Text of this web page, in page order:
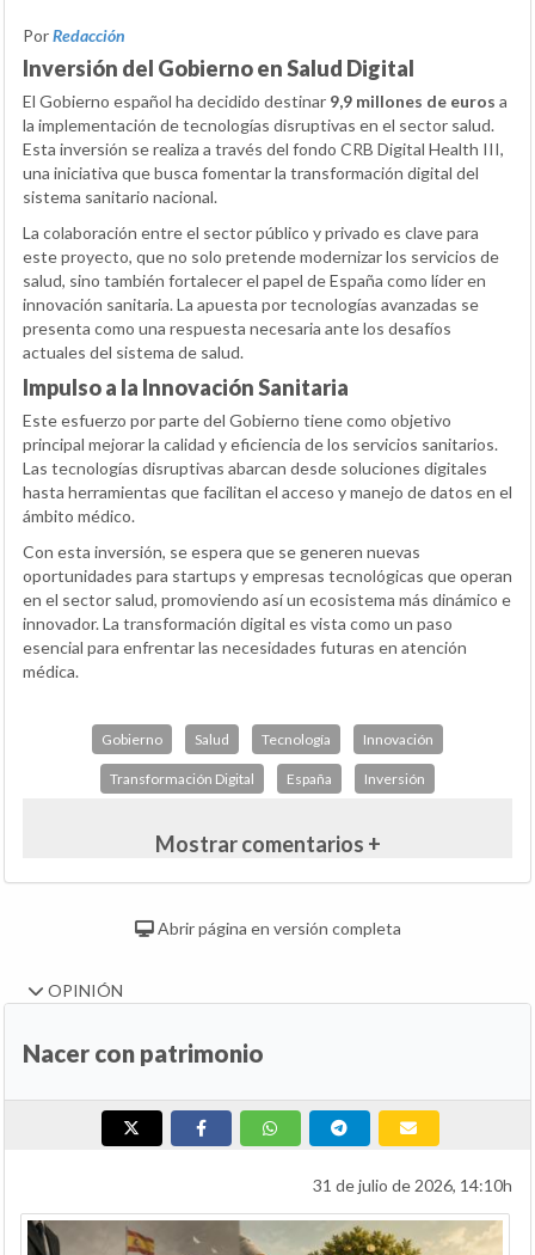
PorRedacción
Inversión del Gobierno en Salud Digital
El Gobierno español ha decidido destinar 9,9 millones de euros a
la implementación de tecnologías disruptivas en el sector salud.
Esta inversión se realiza a través del fondo CRB Digital Health III,
una iniciativa que busca fomentar la transformación digital del
sistema sanitario nacional.
La colaboración entre el sector público y privado es clave para
este proyecto, que no solo pretende modernizar los servicios de
salud, sino también fortalecer el papel de España como líder en
innovación sanitaria. La apuesta por tecnologías avanzadas se
presenta como una respuesta necesaria ante los desafíos
actuales del sistema de salud.
Impulso a la Innovación Sanitaria
Este esfuerzo por parte del Gobierno tiene como objetivo
principal mejorar la calidad y eficiencia de los servicios sanitarios.
Las tecnologías disruptivas abarcan desde soluciones digitales
hasta herramientas que facilitan el acceso y manejo de datos en el
ámbito médico.
Con esta inversión, se espera que se generen nuevas
oportunidades para startups y empresas tecnológicas que operan
en el sector salud, promoviendo así un ecosistema más dinámico e
innovador. La transformación digital es vista como un paso
esencial para enfrentar las necesidades futuras en atención
médica.
Gobierno Salud Tecnología Innovación
Transformación Digital España Inversión
Mostrar comentarios +
Abrir página en versión completa
OPINIÓN
Nacer con patrimonio
31 de julio de 2026, 14:10h